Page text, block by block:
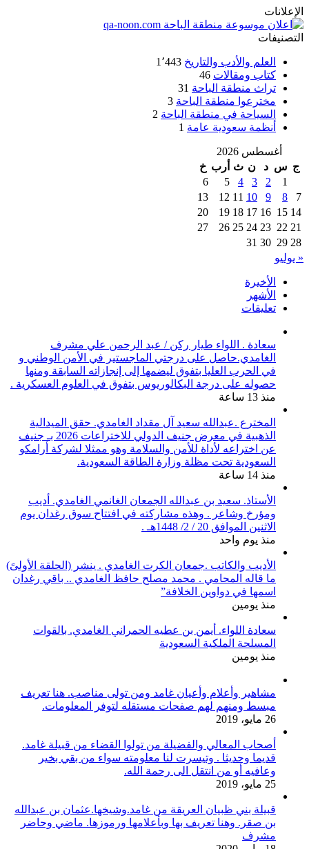
الإعلانات
التصنيفات
العلم والأدب والتاريخ 1٬443
كتاب ومقالات 46
تراث منطقة الباحة 31
مخترعوا منطقة الباحة 3
السياحة في منطقة الباحة 2
أنظمة سعودية عامة 1
أغسطس 2026
ج س د ن ث أرب خ
1
2
3
4
5
6
7
8
9
10
11
12
13
14
15
16
17
18
19
20
21
22
23
24
25
26
27
28
29
30
31
« يوليو
الأخيرة
الأشهر
تعليقات
سعادة . اللواء طيار ركن / عبد الرحمن علي مشرف
الغامدي.حاصل على درجتي الماجستير في الأمن الوطني و
في الحرب العليا بتفوق ليضمها إلى إنجازاته السابقة ومنها
حصوله على درجة البكالوريوس بتفوق في العلوم العسكرية .
منذ 13 ساعة
المخترع .عبدالله سعيد آل مقداد الغامدي. حقق الميدالية
الذهبية في معرض جنيف الدولي للاختراعات 2026 بـ جنيف
عن اختراعه لأداة للأمن والسلامة وهو ممثلا لشركة أرامكو
السعودية تحت مظلة وزارة الطاقة السعودية.
منذ 14 ساعة
الأستاذ. سعيد بن عبدالله الجمعان الغانمي الغامدي. أديب
ومؤرخ وشاعر . وهذه مشاركته في افتتاح سوق رغدان يوم
الاثنين الموافق 20 / 2/ 1448هـ .
منذ يوم واحد
الأديب والكاتب .جمعان الكرت الغامدي . ينشر (الحلقة الأولىً)
ما قاله المحامي . محمد مصلح حافظ الغامدي .. باقي رغدان
اسمها في دواوين الخلافة”
منذ يومين
سعادة اللواء. أيمن بن عطيه الحمراني الغامدي. بالقوات
المسلحة الملكية السعودية
منذ يومين
مشاهير وأعلام وأعيان غامد ومن تولى مناصب. هنا تعريف
مبسط ومنهم لهم صفحات مستقله لتوفر المعلومات.
26 مايو، 2019
أصحاب المعالي والفضيلة من تولوا القضاء من قبيلة غامد.
قديما وحديثا . وتيسرت لنا معلومته سواء من بقي بخير
وعافيه أو من انتقل الى رحمة الله.
25 مايو، 2019
قبيلة بني ظبيان العريقة من غامد.وشيخها.عثمان بن عبدالله
بن صقر. وهنا تعريف بها وبأعلامها ورموزها. ماضي وحاضر
مشرف